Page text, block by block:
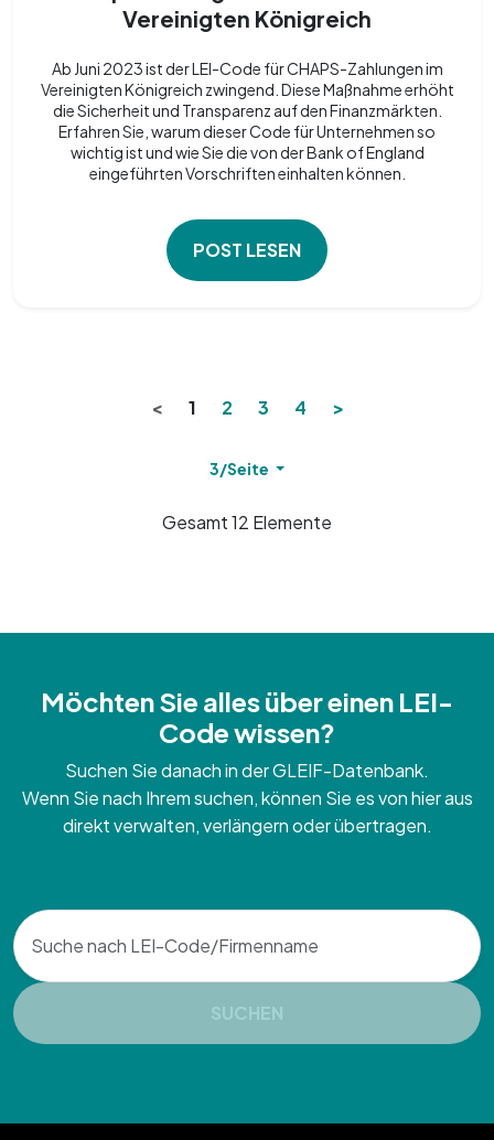
Vereinigten Königreich
Ab Juni 2023 ist der LEI-Code für CHAPS-Zahlungen im
Vereinigten Königreich zwingend. Diese Maßnahme erhöht
die Sicherheit und Transparenz auf den Finanzmärkten.
Erfahren Sie, warum dieser Code für Unternehmen so
wichtig ist und wie Sie die von der Bank of England
eingeführten Vorschriften einhalten können.
POST LESEN
< 1 2 3 4 >
3/Seite
Gesamt 12 Elemente
Möchten Sie alles über einen LEI-
Code wissen?
Suchen Sie danach in der GLEIF-Datenbank.
Wenn Sie nach Ihrem suchen, können Sie es von hier aus
direkt verwalten, verlängern oder übertragen.
Search
SUCHEN